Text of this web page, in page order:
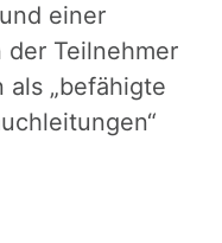
einer
Teilnehmer
als „befähigte